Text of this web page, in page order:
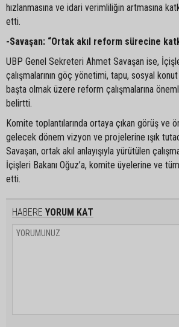
hızlanmasına ve idari verimliliğin artmasına
etti.
-Savaşan: “Ortak akıl reform sürecine
UBP Genel Sekreteri Ahmet Savaşan ise,
çalışmalarının göç yönetimi, tapu, sosyal
başta olmak üzere reform çalışmalarına
belirtti.
Komite toplantılarında ortaya çıkan görüş ve
gelecek dönem vizyon ve projelerine ışık
Savaşan, ortak akıl anlayışıyla yürütülen
İçişleri Bakanı Oğuz’a, komite üyelerine ve
etti.
HABERE YORUM KAT